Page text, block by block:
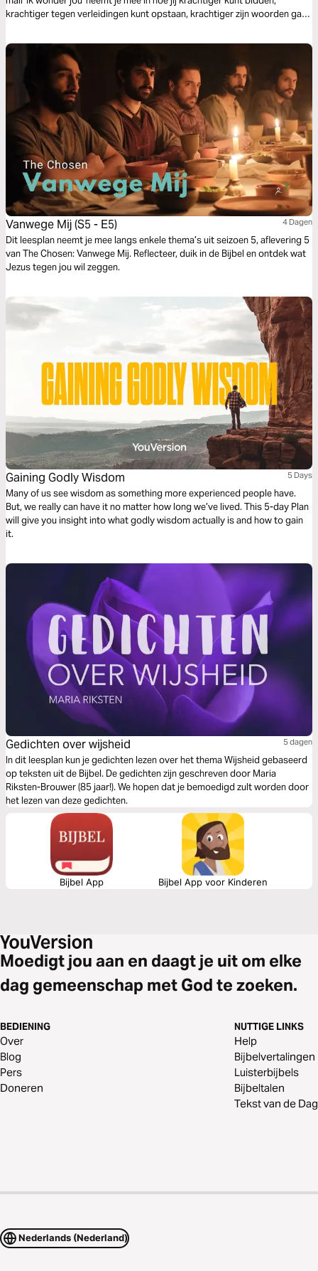
krachtiger tegen verleidingen kunt opstaan, krachtiger zijn woorden gaat
Vanwege Mij (S5 - E5) 4 Dagen
Dit leesplan neemt je mee langs enkele thema’s uit seizoen 5, aflevering 5
van The Chosen: Vanwege Mij. Reflecteer, duik in de Bijbel en ontdek wat
Jezus tegen jou wil zeggen.
Gaining Godly Wisdom 5 Days
Many of us see wisdom as something more experienced people have.
But, we really can have it no matter how long we’ve lived. This 5-day Plan
will give you insight into what godly wisdom actually is and how to gain
it.
Gedichten over wijsheid 5 dagen
In dit leesplan kun je gedichten lezen over het thema Wijsheid gebaseerd
op teksten uit de Bijbel. De gedichten zijn geschreven door Maria
Riksten-Brouwer (85 jaar!). We hopen dat je bemoedigd zult worden door
het lezen van deze gedichten.
Bijbel App Bijbel App voor Kinderen
Moedigt jou aan en daagt je uit om elke
dag gemeenschap met God te zoeken.
BEDIENING
Over
Blog
Pers
Doneren
NUTTIGE LINKS
Help
Bijbelvertalingen
Luisterbijbels
Bijbeltalen
Tekst van de Dag
Nederlands (Nederland)